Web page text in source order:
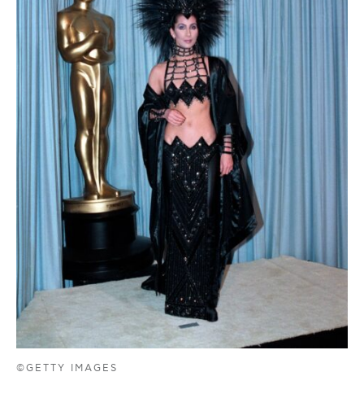
©GETTY IMAGES